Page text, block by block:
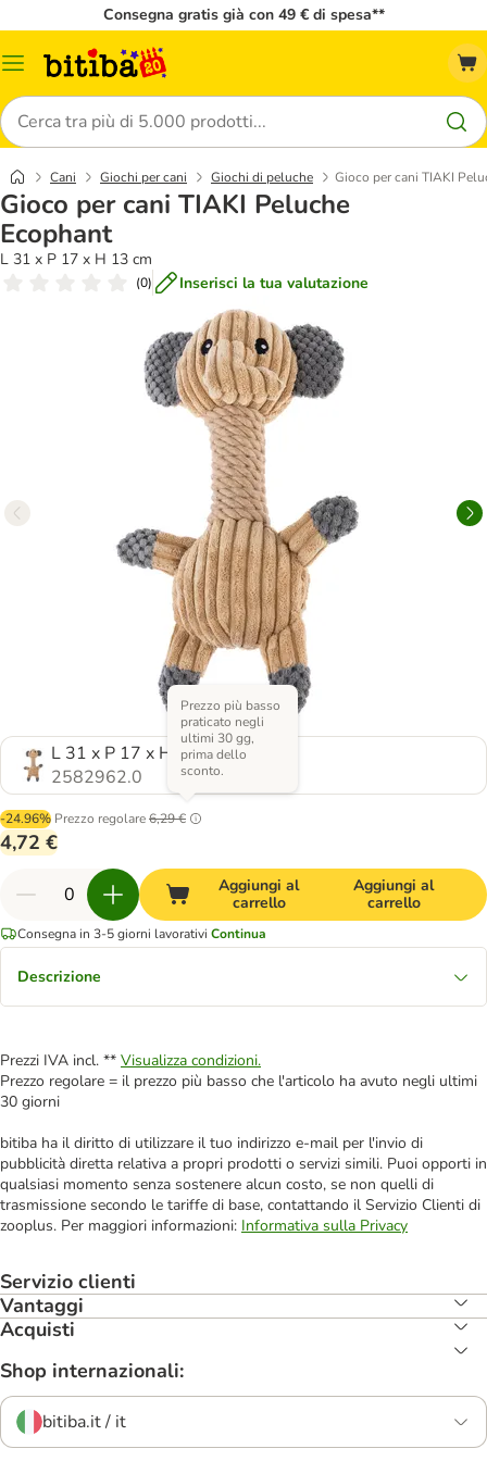
Consegna gratis già con 49 € di spesa**
Overview
Cerca
Cani Giochi per cani Giochi di peluche Gioco per cani TIAKI
Gioco per cani TIAKI Peluche
Ecophant
L 31 x P 17 x H 13 cm
(0) Inserisci la tua valutazione
L 31 x P 17 x H 13 cm
2582962.0
-24.96% Prezzo regolare6,29 €
Prezzo più basso
praticato negli
ultimi 30 gg,
prima dello
sconto.
4,72 €
Aggiungi al
carrello
Aggiungi al
carrello
Consegna in 3-5 giorni lavorativi Continua
Descrizione
Prezzi IVA incl. ** Visualizza condizioni.
Prezzo regolare = il prezzo più basso che l'articolo ha avuto negli ultimi
30 giorni
bitiba ha il diritto di utilizzare il tuo indirizzo e-mail per l'invio di
pubblicità diretta relativa a propri prodotti o servizi simili. Puoi opporti in
qualsiasi momento senza sostenere alcun costo, se non quelli di
trasmissione secondo le tariffe di base, contattando il Servizio Clienti di
zooplus. Per maggiori informazioni: Informativa sulla Privacy
Servizio clienti
Vantaggi
Acquisti
Shop internazionali:
bitiba.it / it